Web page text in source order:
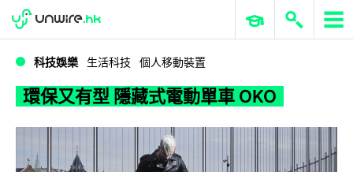
環保又有型 隱藏式電動單車 OKO
WWDC 2026 ERP 與商業 AI
科技娛樂 生活科技 個人移動裝置
環保又有型 隱藏式電動單車 OKO